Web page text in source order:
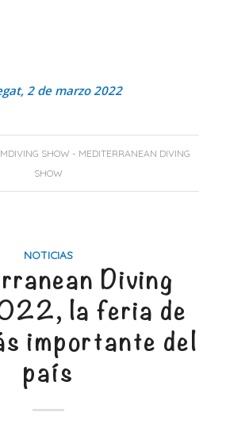
2 de marzo 2022
MDIVING SHOW - MEDITERRANEAN DIVING
SHOW
NOTICIAS
Diving
la feria de
importante del
país